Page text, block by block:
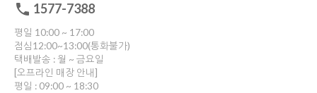
1577-7388
평일 10:00 ~ 17:00
점심12:00~13:00(통화불가)
택배발송 : 월 ~ 금요일
[오프라인 매장 안내]
평일 : 09:00 ~ 18:30